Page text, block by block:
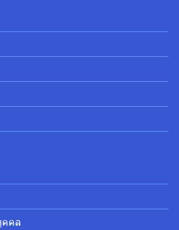
คคล